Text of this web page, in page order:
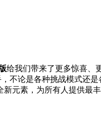
给我们带来了更多惊喜、
不论是各种挑战模式还
元素，为所有人提供最丰